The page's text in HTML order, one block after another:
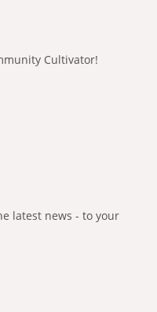
Cultivator!
latest news - to your